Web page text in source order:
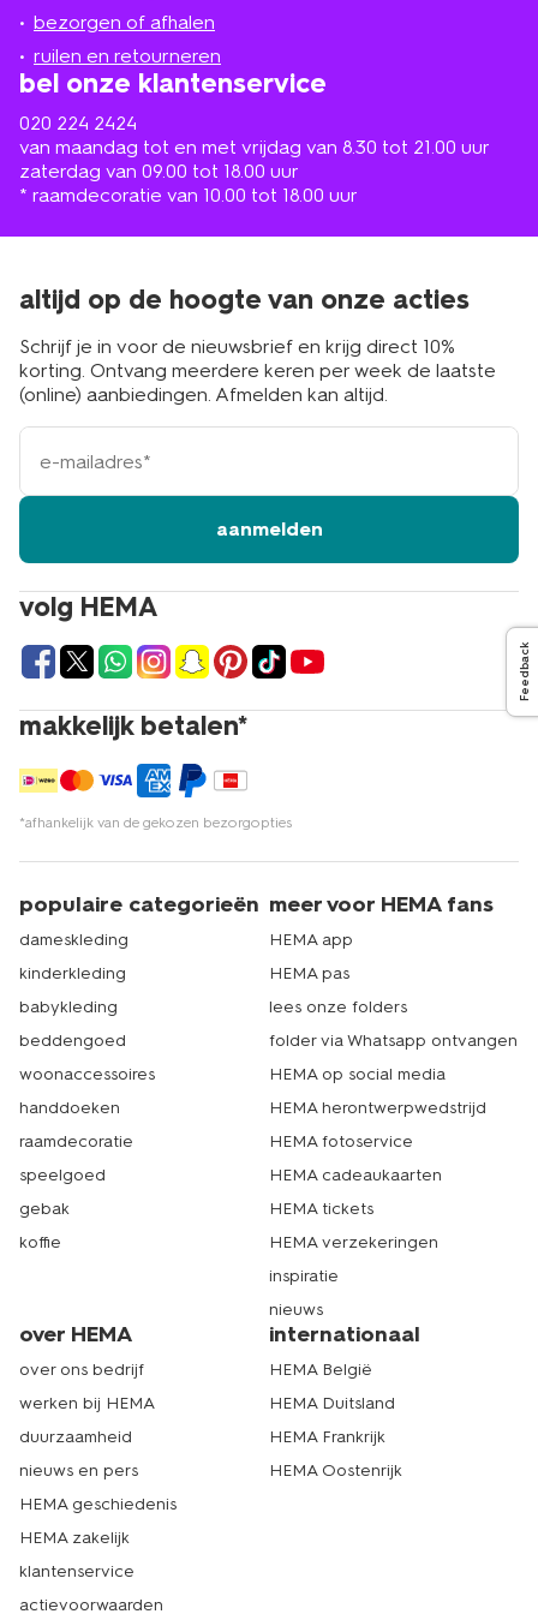
bezorgen of afhalen
ruilen en retourneren
bel onze klantenservice
020 224 2424
van maandag tot en met vrijdag van 8.30 tot 21.00 uur
zaterdag van 09.00 tot 18.00 uur
* raamdecoratie van 10.00 tot 18.00 uur
de
buurt
volg HEMA
makkelijk betalen*
*afhankelijk van de gekozen bezorgopties
altijd op de hoogte van onze acties
Schrijf je in voor de nieuwsbrief en krijg direct 10%
korting. Ontvang meerdere keren per week de laatste
(online) aanbiedingen. Afmelden kan altijd.
e-
mailadres
aanmelden
populaire categorieën
dameskleding
kinderkleding
babykleding
beddengoed
woonaccessoires
handdoeken
raamdecoratie
speelgoed
gebak
koffie
meer voor HEMA fans
HEMA app
HEMA pas
lees onze folders
folder via Whatsapp ontvangen
HEMA op social media
HEMA herontwerpwedstrijd
HEMA fotoservice
HEMA cadeaukaarten
HEMA tickets
HEMA verzekeringen
inspiratie
nieuws
over HEMA
over ons bedrijf
werken bij HEMA
duurzaamheid
nieuws en pers
HEMA geschiedenis
HEMA zakelijk
klantenservice
actievoorwaarden
internationaal
HEMA België
HEMA Duitsland
HEMA Frankrijk
HEMA Oostenrijk
Feedback